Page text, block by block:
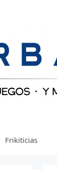
Frikiticias